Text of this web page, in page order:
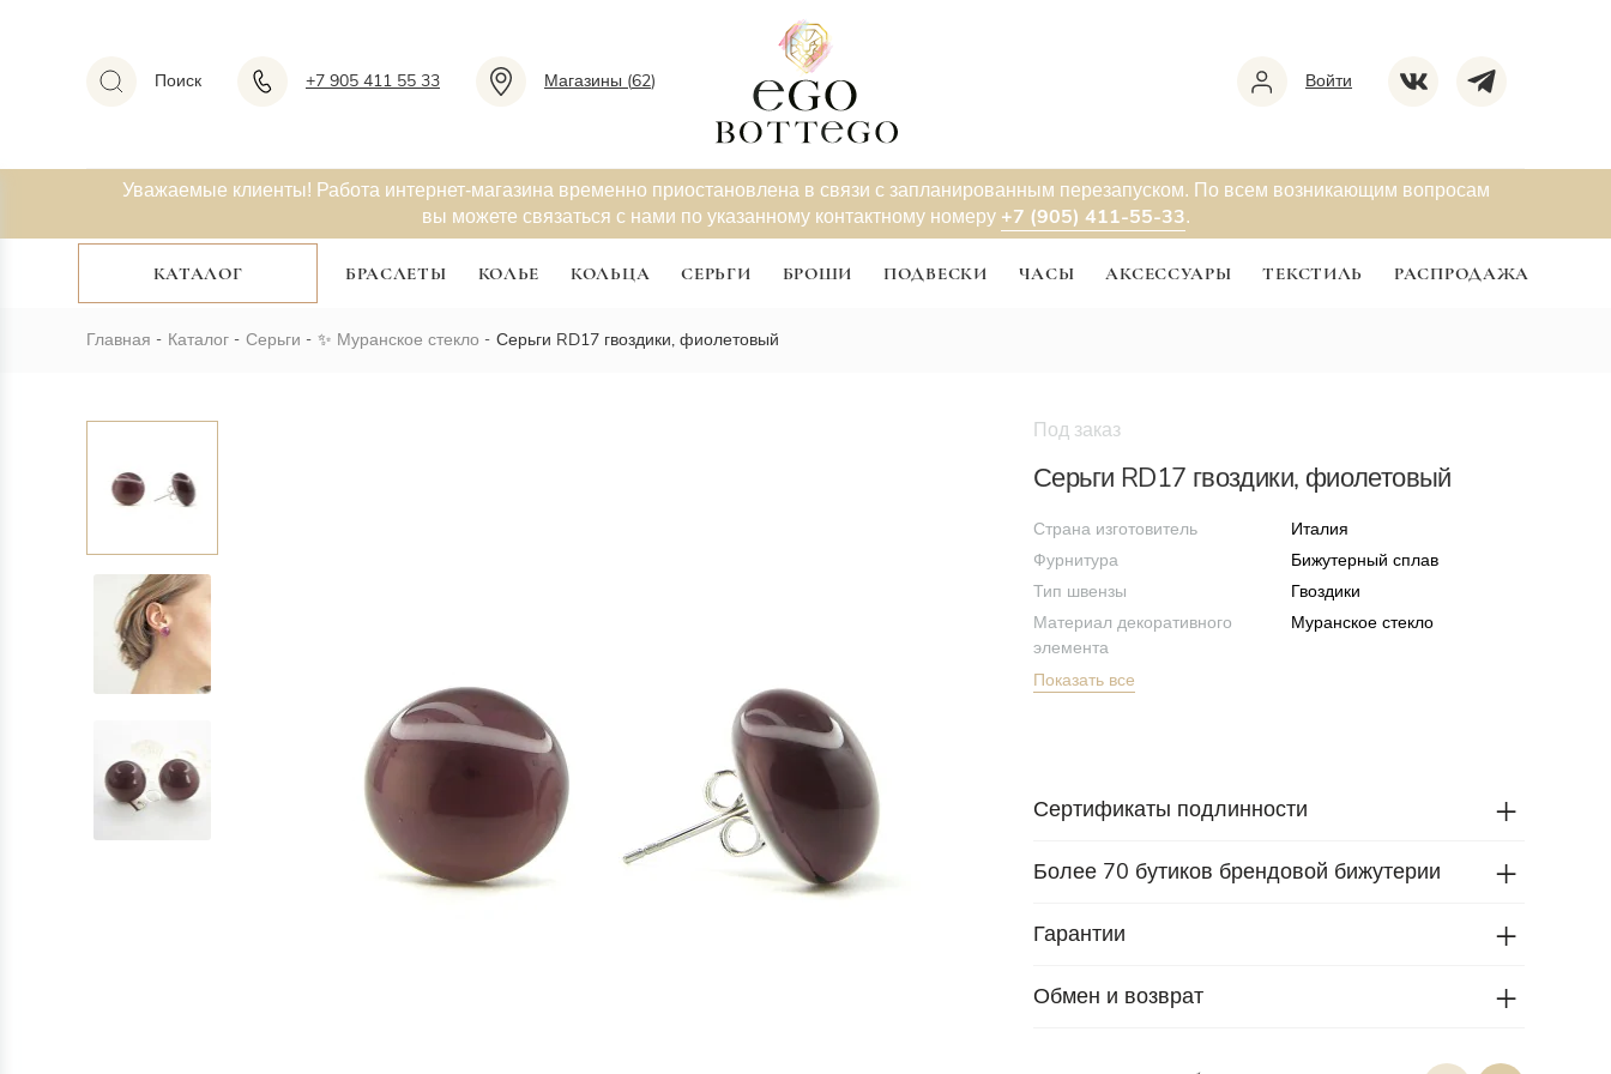
Поиск +7 905 411 55 33 Магазины (62) Войти
Уважаемые клиенты! Работа интернет-магазина временно приостановлена в связи с запланированным перезапуском. По всем возникающим вопросам
вы можете связаться с нами по указанному контактному номеру +7 (905) 411-55-33.
КАТАЛОГ БРАСЛЕТЫ КОЛЬЕ КОЛЬЦА СЕРЬГИ БРОШИ ПОДВЕСКИ ЧАСЫ АКСЕССУАРЫ ТЕКСТИЛЬ РАСПРОДАЖА
Главная Каталог Серьги ✨ Муранское стекло Серьги RD17 гвоздики, фиолетовый
Под заказ
Серьги RD17 гвоздики, фиолетовый
Страна изготовитель
Италия
Фурнитура
Бижутерный сплав
Тип швензы
Гвоздики
Материал декоративного
элемента
Муранское стекло
Показать все
Сертификаты подлинности
Более 70 бутиков брендовой бижутерии
Гарантии
Обмен и возврат